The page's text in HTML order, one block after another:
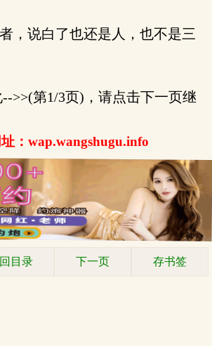
，说白了也还是人，也不是三
>>(第1/3页)，请点击下一页继
：wap.wangshugu.info
回目录 下一页 存书签